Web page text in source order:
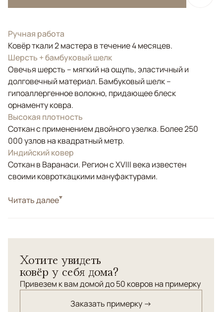
Ручная работа
Ковёр ткали 2 мастера в течение 4 месяцев.
Шерсть + бамбуковый шелк
Овечья шерсть – мягкий на ощупь, эластичный и
долговечный материал. Бамбуковый шелк –
гипоаллергенное волокно, придающее блеск
орнаменту ковра.
Высокая плотность
Соткан с применением двойного узелка. Более 250
000 узлов на квадратный метр.
Индийский ковер
Соткан в Варанаси. Регион с XVIII века известен
своими ковроткацкими мануфактурами.
СтильСовременные
Читать далее
Хотите увидеть
ковёр у себя дома?
Привезем к вам домой до 50 ковров на примерку
Заказать примерку →